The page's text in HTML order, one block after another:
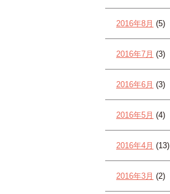
2016年8月 (5)
2016年7月 (3)
2016年6月 (3)
2016年5月 (4)
2016年4月 (13)
2016年3月 (2)